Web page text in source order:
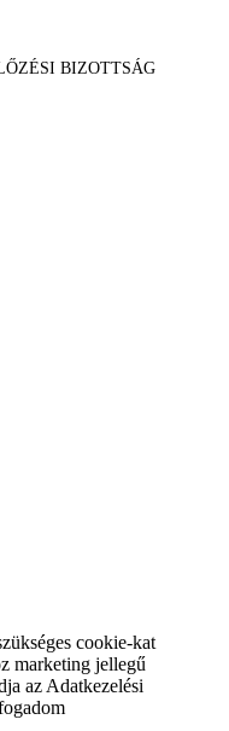
BIZOTTSÁG
cookie-kat
marketing jellegű
az Adatkezelési